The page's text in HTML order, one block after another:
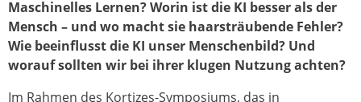
Maschinelles Lernen? Worin ist die KI besser als der
Mensch – und wo macht sie haarsträubende Fehler?
Wie beeinflusst die KI unser Menschenbild? Und
worauf sollten wir bei ihrer klugen Nutzung achten?
Im Rahmen des Kortizes-Symposiums, das in